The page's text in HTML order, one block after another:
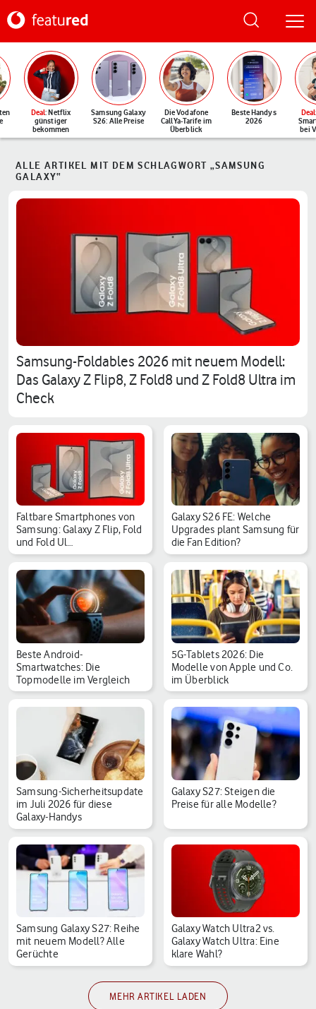
Deal: Netflix
günstiger
bekommen
Samsung Galaxy
S26: Alle Preise
Die Vodafone
CallYa-Tarife im
Überblick
Beste Handys
2026
Deal
bei
ALLE ARTIKEL MIT DEM SCHLAGWORT „SAMSUNG
GALAXY“
Samsung-Foldables 2026 mit neuem Modell:
Das Galaxy Z Flip8, Z Fold8 und Z Fold8 Ultra im
Check
Faltbare Smartphones von
Samsung: Galaxy Z Flip, Fold
und Fold Ul…
Galaxy S26 FE: Welche
Upgrades plant Samsung für
die Fan Edition?
Beste Android-
Smartwatches: Die
Topmodelle im Vergleich
5G-Tablets 2026: Die
Modelle von Apple und Co.
im Überblick
Samsung-Sicherheitsupdate
im Juli 2026 für diese
Galaxy-Handys
Galaxy S27: Steigen die
Preise für alle Modelle?
Samsung Galaxy S27: Reihe
mit neuem Modell? Alle
Gerüchte
Galaxy Watch Ultra2 vs.
Galaxy Watch Ultra: Eine
klare Wahl?
MEHR ARTIKEL LADEN